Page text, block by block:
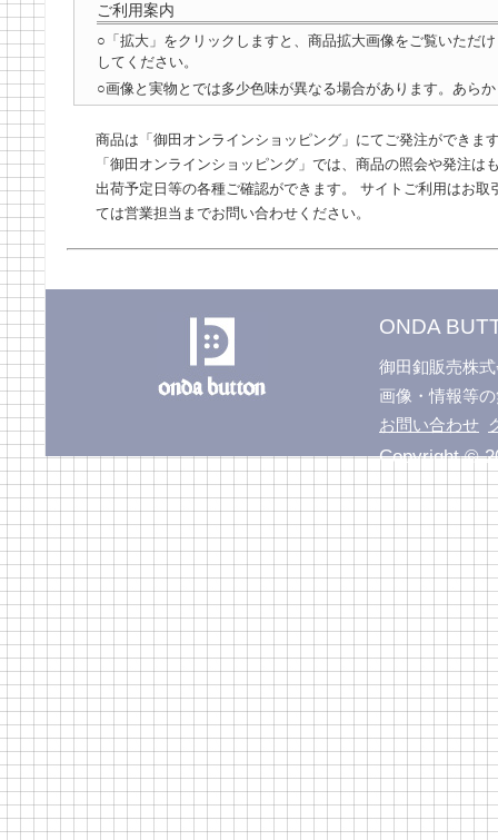
ご利用案内
○「拡大」をクリックしますと、商品拡大画像をご覧いただ
してください。
○画像と実物とでは多少色味が異なる場合があります。あら
商品は「御田オンラインショッピング」にてご発注ができま
「御田オンラインショッピング」では、商品の照会や発注
出荷予定日等の各種ご確認ができます。 サイトご利用はお
ては営業担当までお問い合わせください。
ONDA
御田釦販売株
画像・情報等
お問い合わせ
Copyright ©